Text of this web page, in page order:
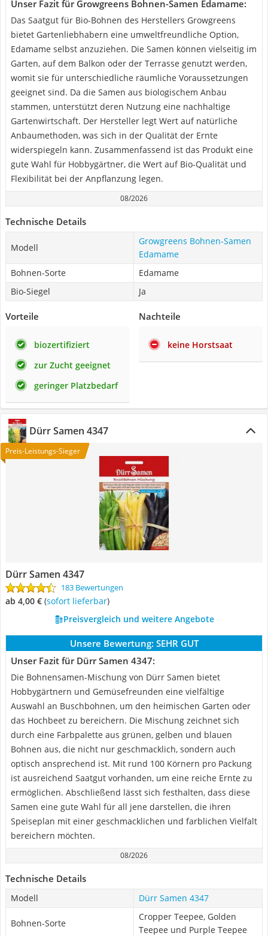
Unser Fazit für Growgreens Bohnen-Samen Edamame:
Das Saatgut für Bio-Bohnen des Herstellers Growgreens
bietet Gartenliebhabern eine umweltfreundliche Option,
Edamame selbst anzuziehen. Die Samen können vielseitig im
Garten, auf dem Balkon oder der Terrasse genutzt werden,
womit sie für unterschiedliche räumliche Voraussetzungen
geeignet sind. Da die Samen aus biologischem Anbau
stammen, unterstützt deren Nutzung eine nachhaltige
Gartenwirtschaft. Der Hersteller legt Wert auf natürliche
Anbaumethoden, was sich in der Qualität der Ernte
widerspiegeln kann. Zusammenfassend ist das Produkt eine
gute Wahl für Hobbygärtner, die Wert auf Bio-Qualität und
Flexibilität bei der Anpflanzung legen.
08/2026
Technische Details
Modell
Growgreens Bohnen-Samen
Edamame
Bohnen-Sorte
Edamame
Bio-Siegel
Ja
Vorteile
biozertifiziert
zur Zucht geeignet
geringer Platzbedarf
Nachteile
keine Horstsaat
Dürr Samen 4347
Preis-Leistungs-Sieger
Dürr Samen 4347
183 Bewertungen
ab 4,00 € ( Sofort lieferbar)
Preisvergleich und weitere Angebote
Unsere Bewertung: SEHR GUT
Unser Fazit für Dürr Samen 4347:
Die Bohnensamen-Mischung von Dürr Samen bietet
Hobbygärtnern und Gemüsefreunden eine vielfältige
Auswahl an Buschbohnen, um den heimischen Garten oder
das Hochbeet zu bereichern. Die Mischung zeichnet sich
durch eine Farbpalette aus grünen, gelben und blauen
Bohnen aus, die nicht nur geschmacklich, sondern auch
optisch ansprechend ist. Mit rund 100 Körnern pro Packung
ist ausreichend Saatgut vorhanden, um eine reiche Ernte zu
ermöglichen. Abschließend lässt sich festhalten, dass diese
Samen eine gute Wahl für all jene darstellen, die ihren
Speiseplan mit einer geschmacklichen und farblichen Vielfalt
bereichern möchten.
08/2026
Technische Details
Modell Dürr Samen 4347
Bohnen-Sorte
Cropper Teepee, Golden
Teepee und Purple Teepee